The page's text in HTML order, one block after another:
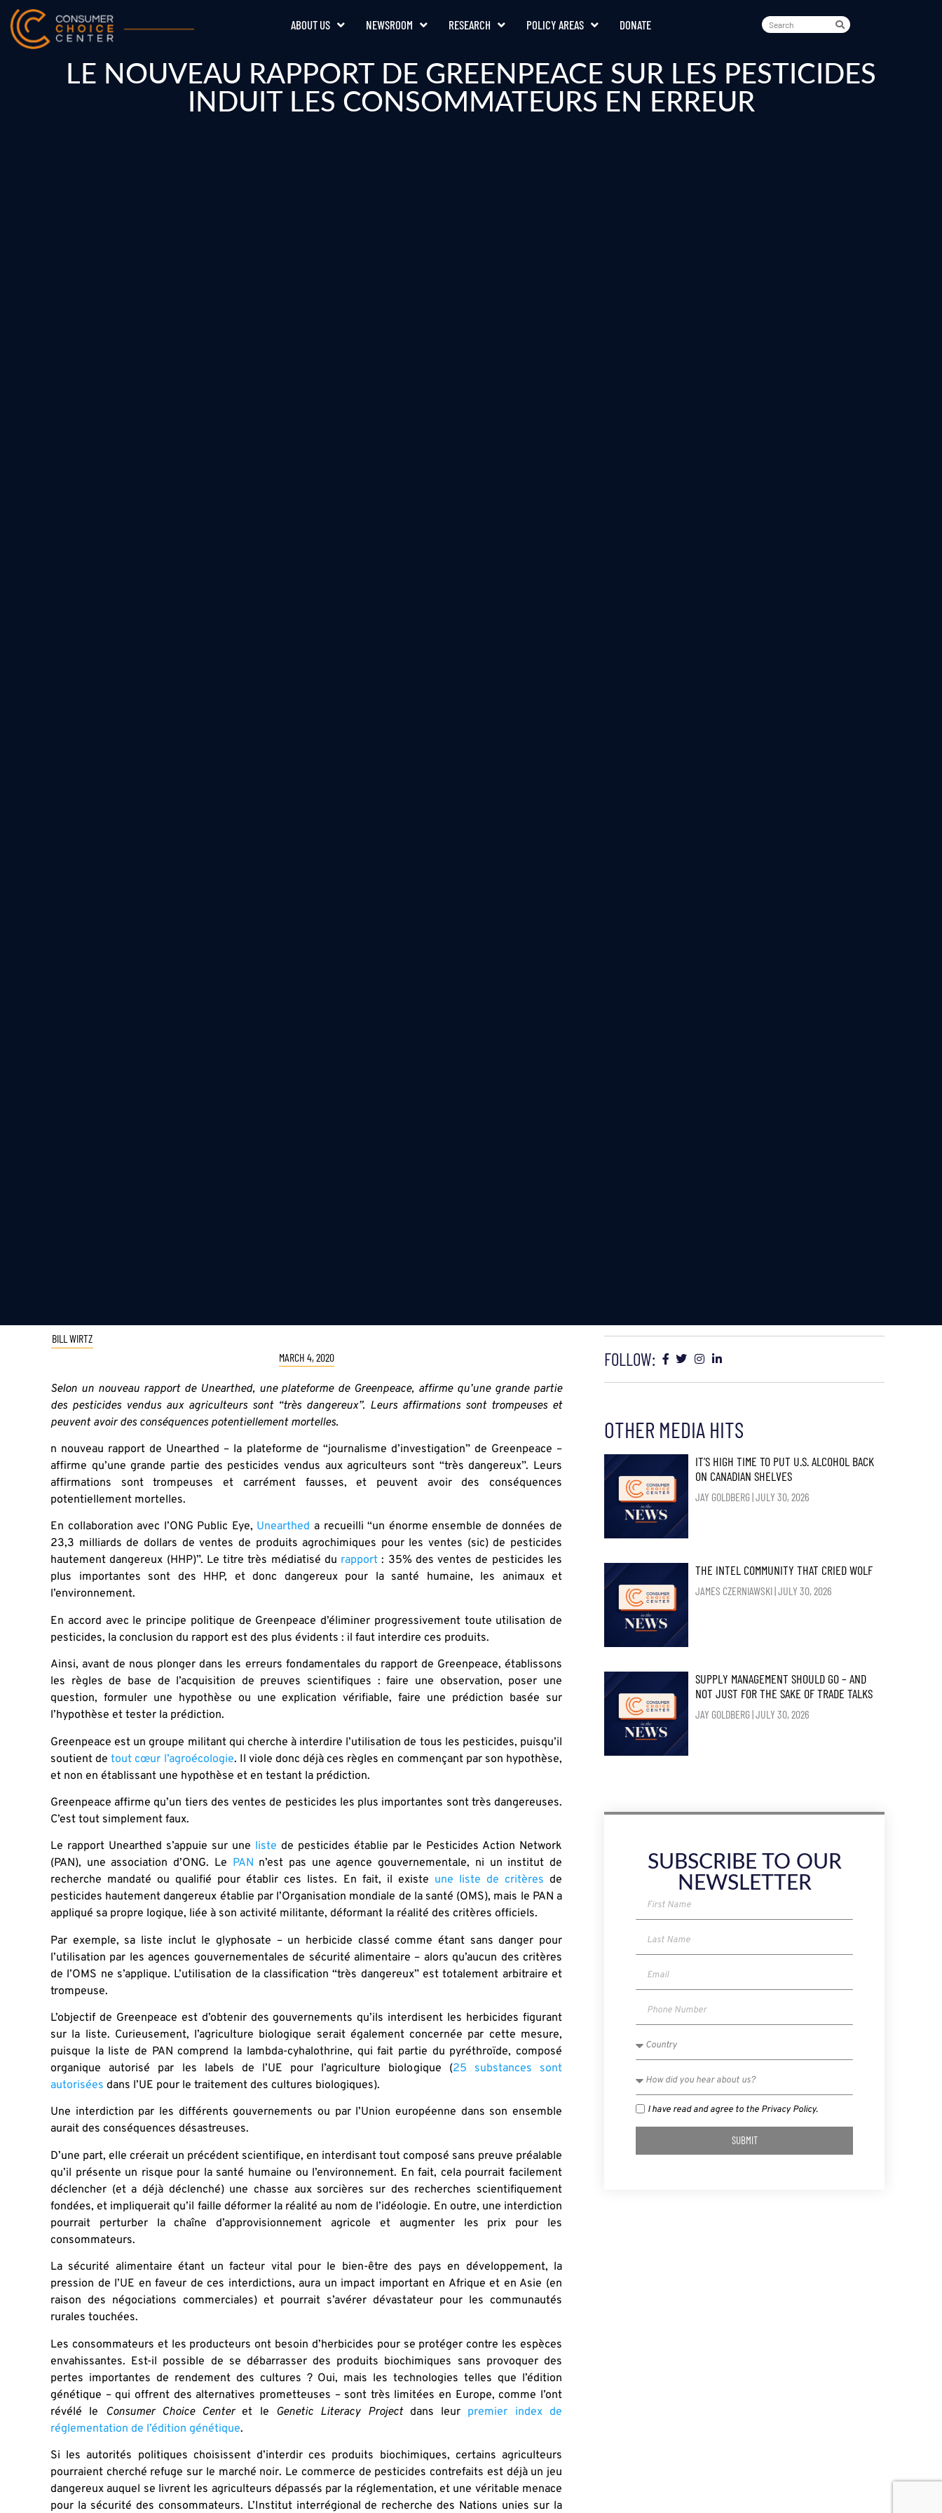
ABOUT US NEWSROOM RESEARCH POLICY AREAS DONATE
LE NOUVEAU RAPPORT DE GREENPEACE SUR LES PESTICIDES
INDUIT LES CONSOMMATEURS EN ERREUR
BILL WIRTZ
MARCH 4, 2020
Selon un nouveau rapport de Unearthed, une plateforme de Greenpeace, affirme qu’une grande partie
des pesticides vendus aux agriculteurs sont “très dangereux”. Leurs affirmations sont trompeuses et
peuvent avoir des conséquences potentiellement mortelles.
n nouveau rapport de Unearthed – la plateforme de “journalisme d’investigation” de Greenpeace –
affirme qu’une grande partie des pesticides vendus aux agriculteurs sont “très dangereux”. Leurs
affirmations sont trompeuses et carrément fausses, et peuvent avoir des conséquences
potentiellement mortelles.
En collaboration avec l’ONG Public Eye, Unearthed a recueilli “un énorme ensemble de données de
23,3 milliards de dollars de ventes de produits agrochimiques pour les ventes (sic) de pesticides
hautement dangereux (HHP)”. Le titre très médiatisé du rapport : 35% des ventes de pesticides les
plus importantes sont des HHP, et donc dangereux pour la santé humaine, les animaux et
l’environnement.
En accord avec le principe politique de Greenpeace d’éliminer progressivement toute utilisation de
pesticides, la conclusion du rapport est des plus évidents : il faut interdire ces produits.
Ainsi, avant de nous plonger dans les erreurs fondamentales du rapport de Greenpeace, établissons
les règles de base de l’acquisition de preuves scientifiques : faire une observation, poser une
question, formuler une hypothèse ou une explication vérifiable, faire une prédiction basée sur
l’hypothèse et tester la prédiction.
Greenpeace est un groupe militant qui cherche à interdire l’utilisation de tous les pesticides, puisqu’il
soutient detout cœur l’agroécologie. Il viole donc déjà ces règles en commençant par son hypothèse,
et non en établissant une hypothèse et en testant la prédiction.
Greenpeace affirme qu’un tiers des ventes de pesticides les plus importantes sont très dangereuses.
C’est tout simplement faux.
Le rapport Unearthed s’appuie sur une liste de pesticides établie par le Pesticides Action Network
(PAN), une association d’ONG. Le PAN n’est pas une agence gouvernementale, ni un institut de
recherche mandaté ou qualifié pour établir ces listes. En fait, il existe une liste de critères de
pesticides hautement dangereux établie par l’Organisation mondiale de la santé (OMS), mais le PAN a
appliqué sa propre logique, liée à son activité militante, déformant la réalité des critères officiels.
Par exemple, sa liste inclut le glyphosate – un herbicide classé comme étant sans danger pour
l’utilisation par les agences gouvernementales de sécurité alimentaire – alors qu’aucun des critères
de l’OMS ne s’applique. L’utilisation de la classification “très dangereux” est totalement arbitraire et
trompeuse.
L’objectif de Greenpeace est d’obtenir des gouvernements qu’ils interdisent les herbicides figurant
sur la liste. Curieusement, l’agriculture biologique serait également concernée par cette mesure,
puisque la liste de PAN comprend la lambda-cyhalothrine, qui fait partie du pyréthroïde, composé
organique autorisé par les labels de l’UE pour l’agriculture biologique (25 substances sont
autorisées dans l’UE pour le traitement des cultures biologiques).
Une interdiction par les différents gouvernements ou par l’Union européenne dans son ensemble
aurait des conséquences désastreuses.
D’une part, elle créerait un précédent scientifique, en interdisant tout composé sans preuve préalable
qu’il présente un risque pour la santé humaine ou l’environnement. En fait, cela pourrait facilement
déclencher (et a déjà déclenché) une chasse aux sorcières sur des recherches scientifiquement
fondées, et impliquerait qu’il faille déformer la réalité au nom de l’idéologie. En outre, une interdiction
pourrait perturber la chaîne d’approvisionnement agricole et augmenter les prix pour les
consommateurs.
La sécurité alimentaire étant un facteur vital pour le bien-être des pays en développement, la
pression de l’UE en faveur de ces interdictions, aura un impact important en Afrique et en Asie (en
raison des négociations commerciales) et pourrait s’avérer dévastateur pour les communautés
rurales touchées.
Les consommateurs et les producteurs ont besoin d’herbicides pour se protéger contre les espèces
envahissantes. Est-il possible de se débarrasser des produits biochimiques sans provoquer des
pertes importantes de rendement des cultures ? Oui, mais les technologies telles que l’édition
génétique – qui offrent des alternatives prometteuses – sont très limitées en Europe, comme l’ont
révélé le Consumer Choice Centeret le Genetic Literacy Project dans leur premier index de
réglementation de l’édition génétique.
Si les autorités politiques choisissent d’interdir ces produits biochimiques, certains agriculteurs
pourraient cherché refuge sur le marché noir. Le commerce de pesticides contrefaits est déjà un jeu
dangereux auquel se livrent les agriculteurs dépassés par la réglementation, et une véritable menace
pour la sécurité des consommateurs. L’Institut interrégional de recherche des Nations unies sur la
FOLLOW:
OTHER MEDIA HITS
IT’S HIGH TIME TO PUT U.S. ALCOHOL BACK
ON CANADIAN SHELVES
JAY GOLDBERG JULY 30, 2026
THE INTEL COMMUNITY THAT CRIED WOLF
JAMES CZERNIAWSKI JULY 30, 2026
SUPPLY MANAGEMENT SHOULD GO – AND
NOT JUST FOR THE SAKE OF TRADE TALKS
JAY GOLDBERG JULY 30, 2026
SUBSCRIBE TO OUR
NEWSLETTER
I have read and agree to the Privacy Policy.
SUBMIT